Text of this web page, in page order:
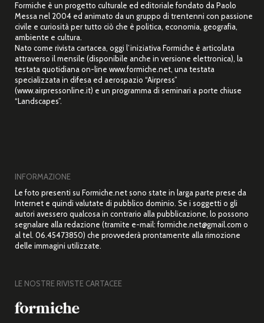
Formiche è un progetto culturale ed editoriale fondato da Paolo
Messa nel 2004 ed animato da un gruppo di trentenni con passione
civile e curiosità per tutto ciò che è politica, economia, geografia,
ambiente e cultura.
Nato come rivista cartacea, oggi l’iniziativa Formiche è articolata
attraverso il mensile (disponibile anche in versione elettronica), la
testata quotidiana on-line www.formiche.net, una testata
specializzata in difesa ed aerospazio “Airpress”
(www.airpressonline.it) e un programma di seminari a porte chiuse
“Landscapes”.
INFORMAZIONE
Le foto presenti su Formiche.net sono state in larga parte prese da
Internet e quindi valutate di pubblico dominio. Se i soggetti o gli
autori avessero qualcosa in contrario alla pubblicazione, lo possono
segnalare alla redazione (tramite e-mail: formiche.net@gmail.com o
al tel. 06.45473850) che provvederà prontamente alla rimozione
delle immagini utilizzate.
LE NOSTRE RIVISTE CARTACEE